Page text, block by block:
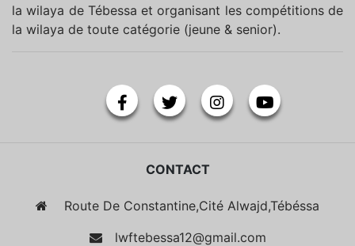
la wilaya de Tébessa et organisant les compétitions de
la wilaya de toute catégorie (jeune & senior).
CONTACT
Route De Constantine,Cité Alwajd,Tébéssa
lwftebessa12@gmail.com